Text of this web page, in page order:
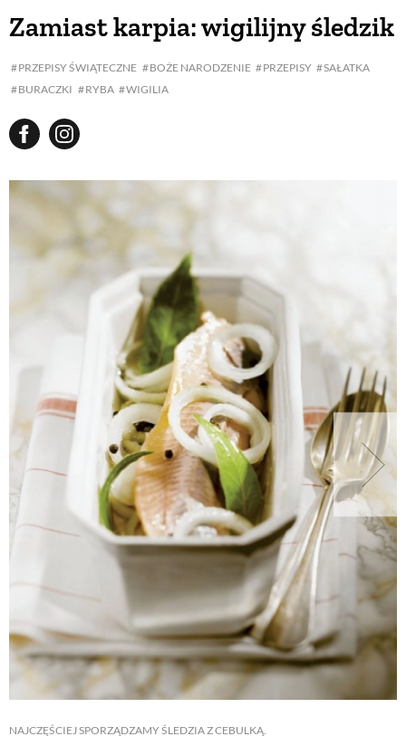
Zamiast karpia: wigilijny śledzik
PRZEPISY ŚWIĄTECZNE BOŻE NARODZENIE PRZEPISY
SAŁATKA
BURACZKI
RYBA WIGILIA
NAJCZĘŚCIEJ SPORZĄDZAMY ŚLEDZIA Z CEBULKĄ.